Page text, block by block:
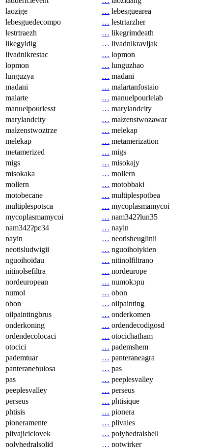
laozige
… lebesguearea
lebesguedecompo
… lestrtarzher
lestrtraezh
… likegrimdeath
likegyldig
… livadnikravljak
livadnikrestac
… lopmon
lopmon
… lunguzhao
lunguzya
… madani
madani
… malartanfostaio
malarte
… manuelpourlelab
manuelpourlesst
… marylandcity
marylandcity
… małzenstwozawar
małzenstwoztrze
… melekap
melekap
… metamerization
metamerized
… migs
migs
… misokajy
misokaka
… mollern
mollern
… motobbaki
motobecane
… multiplespotbea
multiplespotsca
… mycoplasmamycoi
mycoplasmamycoi
… nam342ʔlun35
nam342ʔpɛ34
… nayin
nayin
… neotisheuglinii
neotisludwigii
… nguoihoiykien
nguoihoiđau
… nitinolfiltrano
nitinolsefiltra
… nordeurope
nordeuropean
… numokɔɲu
numol
… obon
obon
… oilpainting
oilpaintingbrus
… onderkomen
onderkoning
… ordendecodigosd
ordendecolocaci
… otocichatham
otocici
… pademshem
pademtuar
… panteraneagra
panteranebulosa
… pas
pas
… peeplesvalley
peeplesvalley
… perseus
perseus
… phtisique
phtisis
… pionera
pioneramente
… plivaies
plivajiciclovek
… polyhedralshell
polyhedralsolid
… potwirker